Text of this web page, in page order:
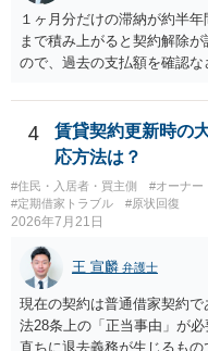
されるのが確実かと思います
１ヶ月分だけの滞納が約半
まで積み上がると契約解除
ので、過去の支払額を確認
た理由は気になるところで
います。
4
賃貸契約更新時の
応方法は？
#住民・入居者・買主側 #オーナー
#定期借家トラブル
#原状回復
2026年7月21日
王 宣麟 弁護士
現在の契約は普通借家契約
法28条上の「正当事由」が
直ちに退去義務が生じるも